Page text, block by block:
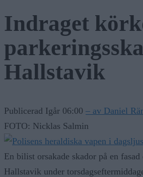
Indraget
Hallstavik
Publicerad Igår 06:00 – av Daniel
FOTO: Nicklas Salmin
En bilist orsakade skador på en
Hallstavik under